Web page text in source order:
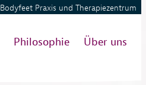
Bodyfeet Praxis und Therapiezentrum
Philosophie Über uns